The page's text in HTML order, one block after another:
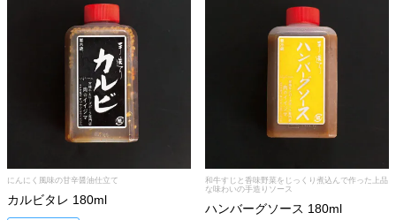
にんにく風味の甘辛醤油仕立て
カルビタレ 180ml
和牛すじと香味野菜をじっくり煮込んで作った上品
な味わいの手造りソース
ハンバーグソース 180ml